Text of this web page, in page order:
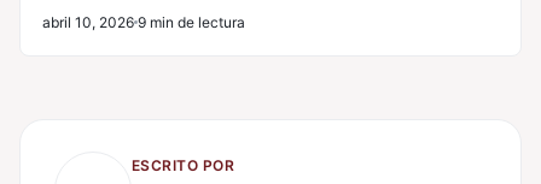
abril 10, 2026 9 min de lectura
ESCRITO POR